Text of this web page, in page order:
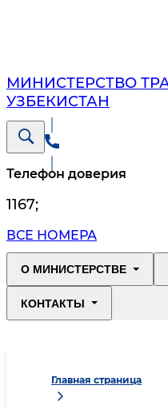
МИНИСТЕРСТВО
УЗБЕКИСТАН
Телефон доверия
1167;
ВСЕ НОМЕРА
О МИНИСТЕРСТВЕ
КОНТАКТЫ
Главная страница